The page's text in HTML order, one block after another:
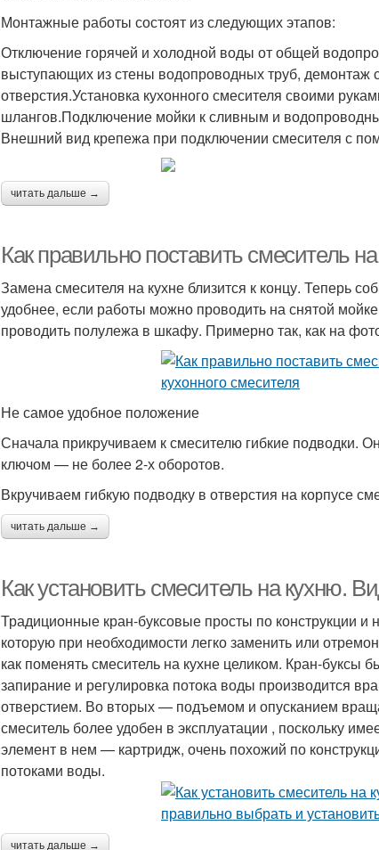
Монтажные работы состоят из следующих этапов:
Отключение горячей и холодной воды от общей
выступающих из стены водопроводных труб, демонтаж
отверстия.Установка кухонного смесителя своими
шлангов.Подключение мойки к сливным и
Внешний вид крепежа при подключении смесителя с
читать дальше →
Как правильно поставить смеситель
Замена смесителя на кухне близится к концу. Теперь
удобнее, если работы можно проводить на снятой
проводить полулежа в шкафу. Примерно так, как на
Не самое удобное положение
Сначала прикручиваем к смесителю гибкие подводки.
ключом — не более 2-х оборотов.
Вкручиваем гибкую подводку в отверстия на корпусе
читать дальше →
Как установить смеситель на кухню.
Традиционные кран-буксовые просты по конструкции
которую при необходимости легко заменить или
как поменять смеситель на кухне целиком. Кран-
запирание и регулировка потока воды производится
отверстием. Во вторых — подъемом и опусканием
смеситель более удобен в эксплуатации , поскольку
элемент в нем — картридж, очень похожий по
потоками воды.
читать дальше →